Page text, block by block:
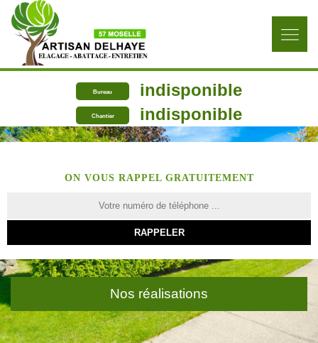
Bureau indisponible
Chantier indisponible
ON VOUS RAPPEL GRATUITEMENT
Nos réalisations